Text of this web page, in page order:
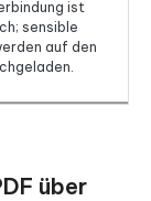
ist
sensible
auf den
über